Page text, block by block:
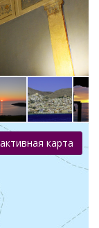
карта